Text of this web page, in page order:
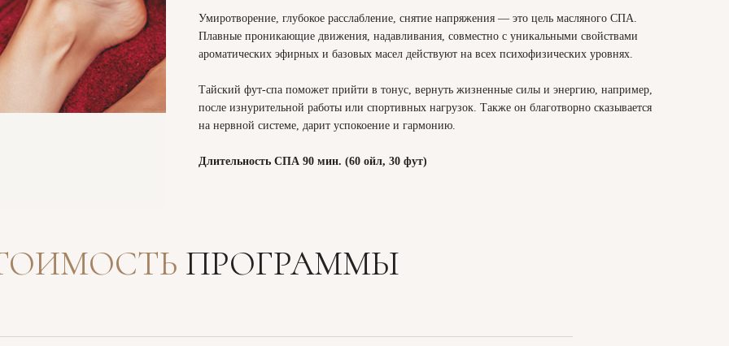
Умиротворение, глубокое расслабление, снятие напряжения — это цель масляного СПА.
Плавные проникающие движения, надавливания, совместно с уникальными свойствами
ароматических эфирных и базовых масел действуют на всех психофизических уровнях.
Тайский фут-спа поможет прийти в тонус, вернуть жизненные силы и энергию, например,
после изнурительной работы или спортивных нагрузок. Также он благотворно сказывается
на нервной системе, дарит успокоение и гармонию.
Длительность СПА 90 мин. (60 ойл, 30 фут)
ПРОГРАММЫ